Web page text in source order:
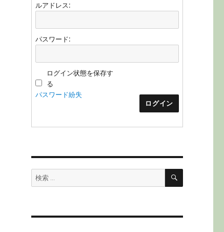
ルアドレス:
パスワード:
ログイン状態を保存す
る
ログイン
パスワード紛失
検
索:
検